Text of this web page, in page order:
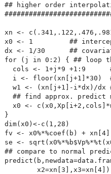
## higher order
xn <-
x0 <- 1         ##
dx <- 1/30      ##
for (j in 0:2) { ## loop
cols <- 1+j*9 +1:9
i <- floor(xn[j+1]*30)
w1 <- (xn[j+1]-i*dx)/dx
## find approx. predict
x0 <-
}
dim(x0)<-c(1,28)
fv <- x0%*%coef(b) +
se <-
## compare to normal